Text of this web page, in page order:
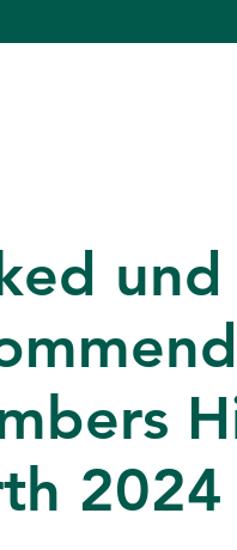
und
2024